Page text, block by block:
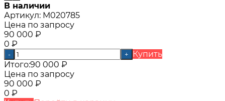
В наличии
Артикул: М020785
Цена по запросу
90 000 ₽
0 ₽
- +
Купить
Итого:90 000 ₽
Цена по запросу
90 000 ₽
0 ₽